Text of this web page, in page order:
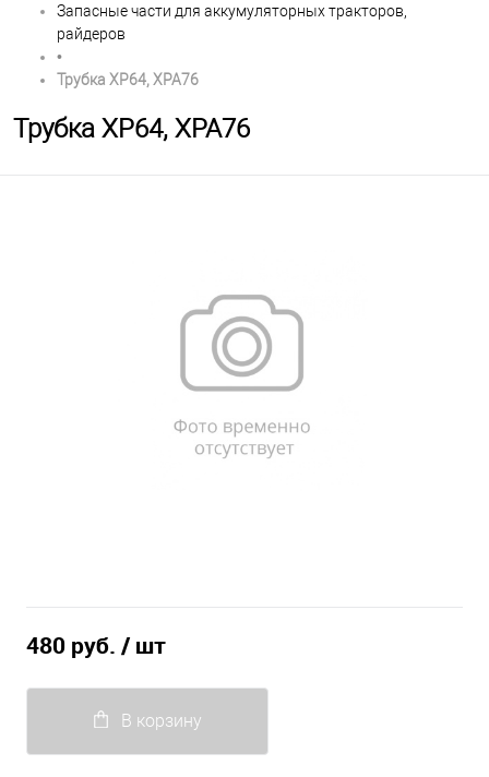
Запасные части для аккумуляторных тракторов,
райдеров
•
Трубка XP64, XPA76
Трубка XP64, XPA76
480 руб. / шт
В корзину